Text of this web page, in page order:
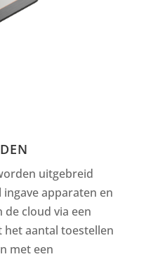
uitgebreid
apparaten en
cloud via een
aantal toestellen
met een